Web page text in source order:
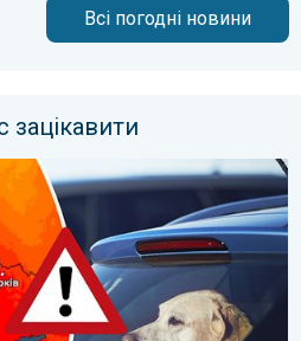
Всі погодні новини
пасткою. Обережно!. . .